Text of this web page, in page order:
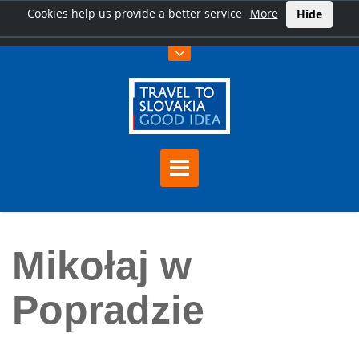
Cookies help us provide a better service More Hide
Mikołaj w
Popradzie